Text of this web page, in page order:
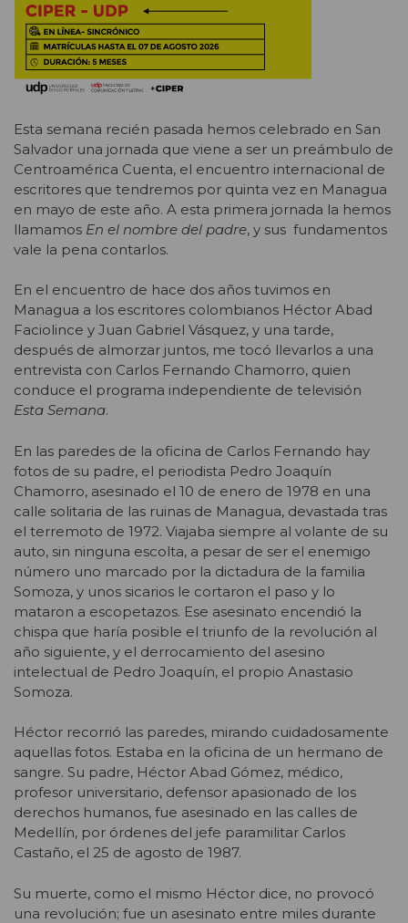
Esta semana recién pasada hemos celebrado en San
Salvador una jornada que viene a ser un preámbulo de
Centroamérica Cuenta, el encuentro internacional de
escritores que tendremos por quinta vez en Managua
en mayo de este año. A esta primera jornada la hemos
llamamos En el nombre del padre, y sus fundamentos
vale la pena contarlos.
En el encuentro de hace dos años tuvimos en
Managua a los escritores colombianos Héctor Abad
Faciolince y Juan Gabriel Vásquez, y una tarde,
después de almorzar juntos, me tocó llevarlos a una
entrevista con Carlos Fernando Chamorro, quien
conduce el programa independiente de televisión
Esta Semana.
En las paredes de la oficina de Carlos Fernando hay
fotos de su padre, el periodista Pedro Joaquín
Chamorro, asesinado el 10 de enero de 1978 en una
calle solitaria de las ruinas de Managua, devastada tras
el terremoto de 1972. Viajaba siempre al volante de su
auto, sin ninguna escolta, a pesar de ser el enemigo
número uno marcado por la dictadura de la familia
Somoza, y unos sicarios le cortaron el paso y lo
mataron a escopetazos. Ese asesinato encendió la
chispa que haría posible el triunfo de la revolución al
año siguiente, y el derrocamiento del asesino
intelectual de Pedro Joaquín, el propio Anastasio
Somoza.
Héctor recorrió las paredes, mirando cuidadosamente
aquellas fotos. Estaba en la oficina de un hermano de
sangre. Su padre, Héctor Abad Gómez, médico,
profesor universitario, defensor apasionado de los
derechos humanos, fue asesinado en las calles de
Medellín, por órdenes del jefe paramilitar Carlos
Castaño, el 25 de agosto de 1987.
Su muerte, como el mismo Héctor dice, no provocó
una revolución; fue un asesinato entre miles durante